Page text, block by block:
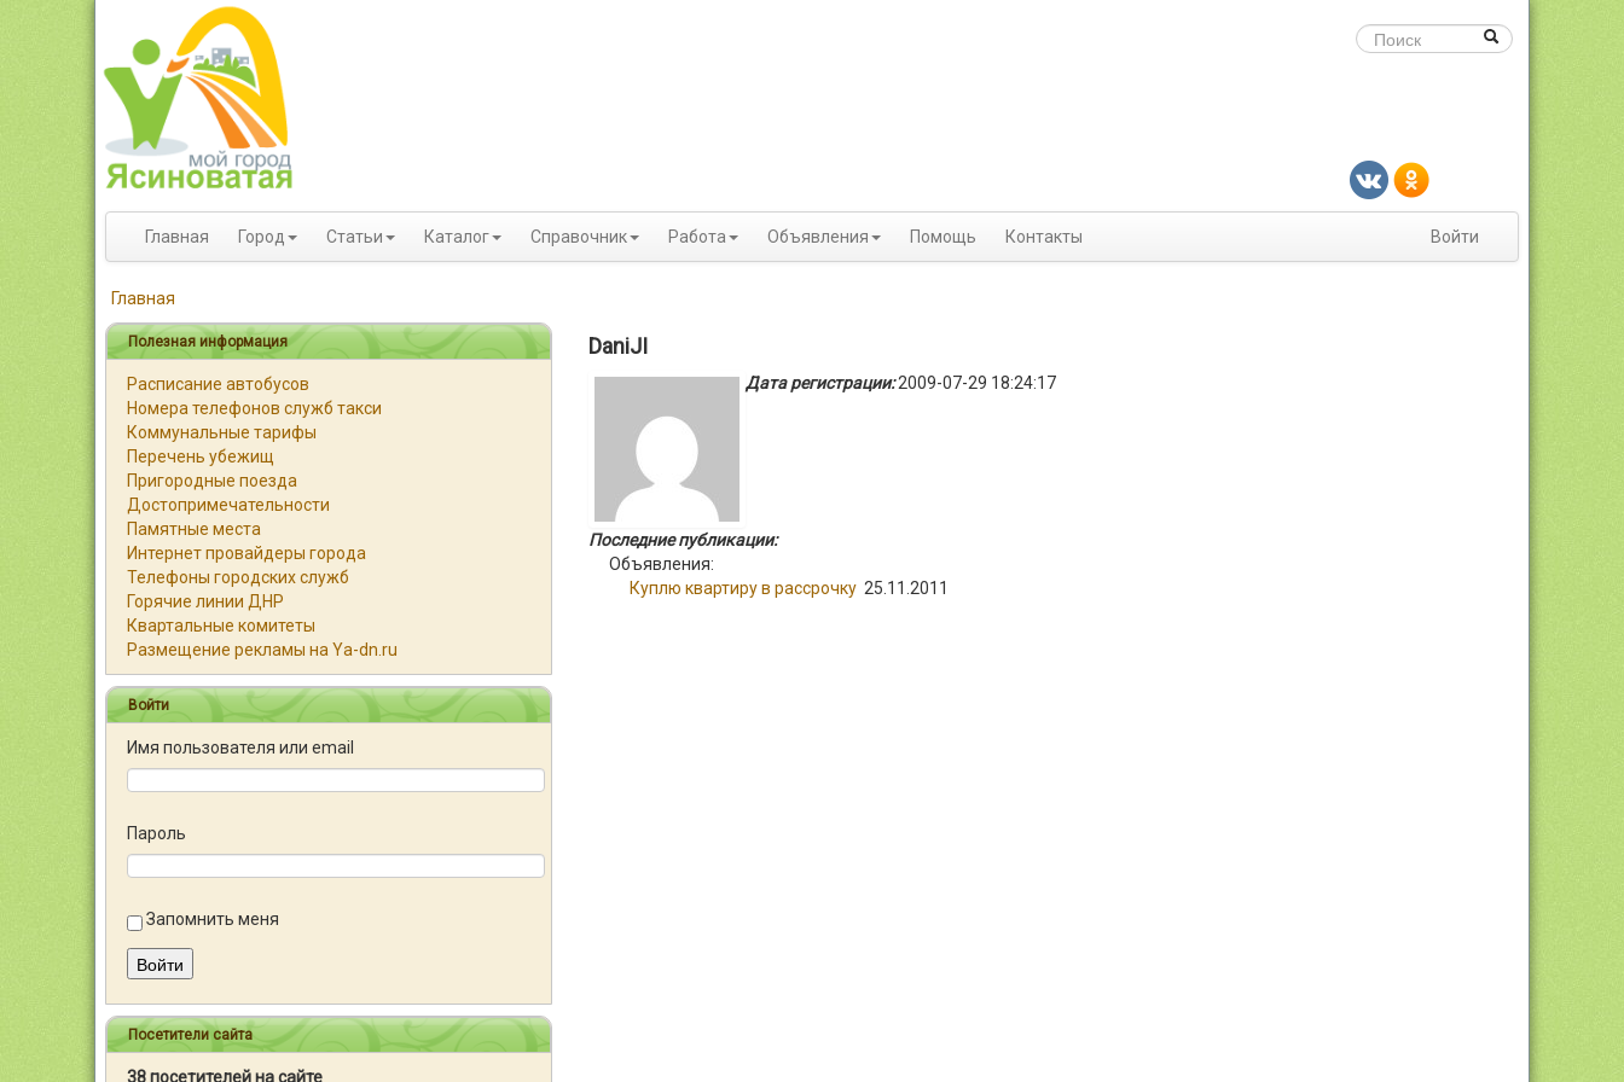
Главная Город Статьи Каталог Справочник Работа Объявления Помощь Контакты Войти
Главная
Полезная информация
Расписание автобусов
Номера телефонов служб такси
Коммунальные тарифы
Перечень убежищ
Пригородные поезда
Достопримечательности
Памятные места
Интернет провайдеры города
Телефоны городских служб
Горячие линии ДНР
Квартальные комитеты
Размещение рекламы на Ya-dn.ru
Войти
Имя пользователя или email
Пароль
Запомнить меня
Войти
Посетители сайта
38 посетителей на сайте
DaniJI
Дата регистрации:2009-07-29 18:24:17
Последние публикации:
Объявления:
Куплю квартиру в рассрочку 25.11.2011